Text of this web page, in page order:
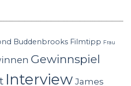
Buddenbrooks Filmtipp Frau
Gewinnspiel
InterviewJames